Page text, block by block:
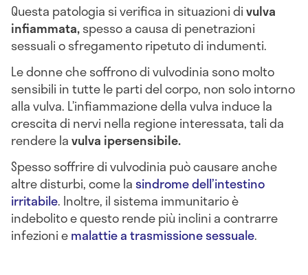
Questa patologia si verifica in situazioni divulva
infiammata,spesso a causa di penetrazioni
sessuali o sfregamento ripetuto di indumenti.
Le donne che soffrono di vulvodinia sono molto
sensibili in tutte le parti del corpo, non solo intorno
alla vulva. L’infiammazione della vulva induce la
crescita di nervi nella regione interessata, tali da
rendere lavulva ipersensibile.
Spesso soffrire di vulvodinia può causare anche
altre disturbi, come la sindrome dell’intestino
irritabile. Inoltre, il sistema immunitario è
indebolito e questo rende più inclini a contrarre
infezioni emalattie a trasmissione sessuale.